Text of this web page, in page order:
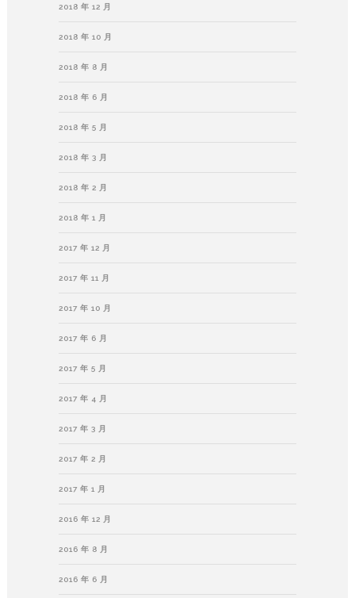
2018 年 12 月
2018 年 10 月
2018 年 8 月
2018 年 6 月
2018 年 5 月
2018 年 3 月
2018 年 2 月
2018 年 1 月
2017 年 12 月
2017 年 11 月
2017 年 10 月
2017 年 6 月
2017 年 5 月
2017 年 4 月
2017 年 3 月
2017 年 2 月
2017 年 1 月
2016 年 12 月
2016 年 8 月
2016 年 6 月